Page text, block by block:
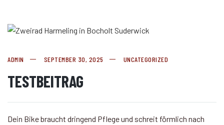
ADMIN SEPTEMBER 30, 2025 UNCATEGORIZED
TESTBEITRAG
Dein Bike braucht dringend Pflege und schreit förmlich nach